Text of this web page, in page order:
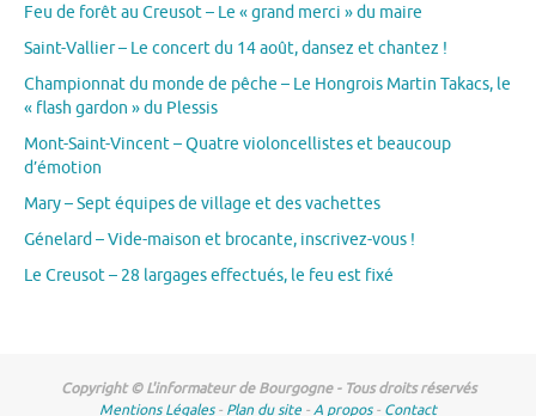
Feu de forêt au Creusot – Le « grand merci » du maire
Saint-Vallier – Le concert du 14 août, dansez et chantez !
Championnat du monde de pêche – Le Hongrois Martin Takacs, le
« flash gardon » du Plessis
Mont-Saint-Vincent – Quatre violoncellistes et beaucoup
d’émotion
Mary – Sept équipes de village et des vachettes
Génelard – Vide-maison et brocante, inscrivez-vous !
Le Creusot – 28 largages effectués, le feu est fixé
Copyright © L'informateur de Bourgogne - Tous droits réservés
Mentions Légales- Plan du site -A propos- Contact